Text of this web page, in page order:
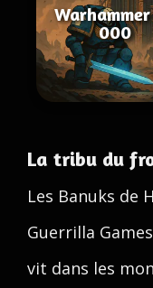
000
La tribu du
Les Banuks de
Guerrilla
vit dans les